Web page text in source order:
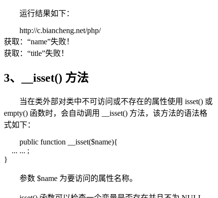
运行结果如下：
http://c.biancheng.net/php/
获取：“name”失败！
获取：“title”失败！
3、__isset() 方法
当在类外部对类中不可访问或不存在的属性使用 isset() 或
empty() 函数时，会自动调用 __isset() 方法，该方法的语法格
式如下：
public function __isset($name){
... ... ;
}
参数 $name 为要访问的属性名称。